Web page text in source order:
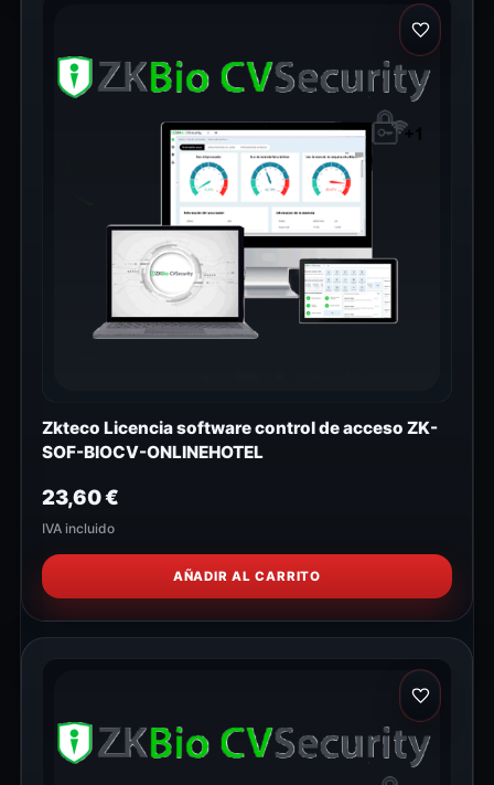
Zkteco Licencia software control de acceso ZK-
SOF-BIOCV-ONLINEHOTEL
23,60€
IVA incluido
AÑADIR AL CARRITO